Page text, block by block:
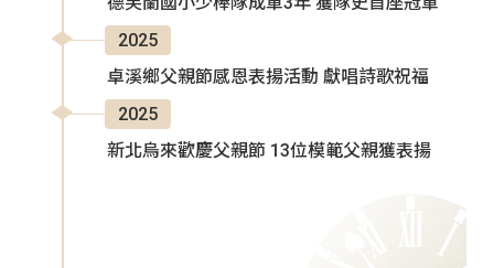
2025
卓溪鄉父親節感恩表揚活動 獻唱詩歌祝福
2025
新北烏來歡慶父親節 13位模範父親獲表揚